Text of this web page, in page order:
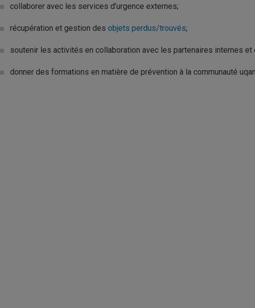
collaborer avec les services d’urgence externes;
récupération et gestion des objets perdus/trouvés;
soutenir les activités en collaboration avec les partenaires internes et
donner des formations en matière de prévention à la communauté